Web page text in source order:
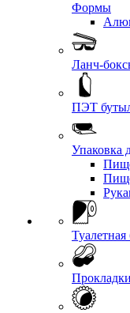
Формы
Ланч-
ПЭТ
Упаковка
Туалетная